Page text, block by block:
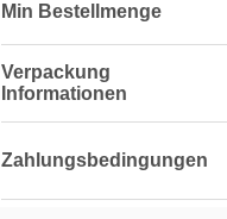
Min Bestellmenge
Verpackung
Informationen
Zahlungsbedingungen